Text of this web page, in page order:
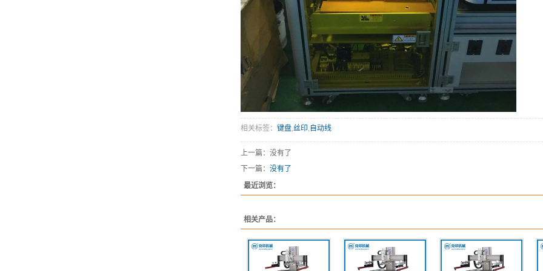
相关标签： 键盘,丝印, 自动线
上一篇：没有了
下一篇： 没有了
最近浏览：
相关产品：